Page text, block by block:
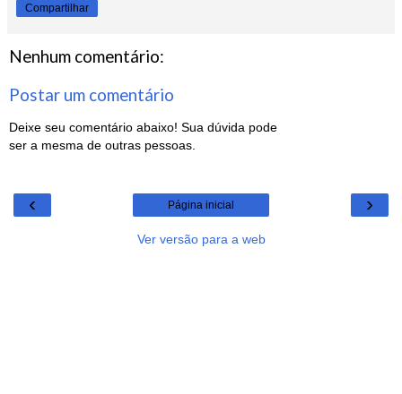
Compartilhar
Nenhum comentário:
Postar um comentário
Deixe seu comentário abaixo! Sua dúvida pode
ser a mesma de outras pessoas.
‹ ›
Página inicial
Ver versão para a web